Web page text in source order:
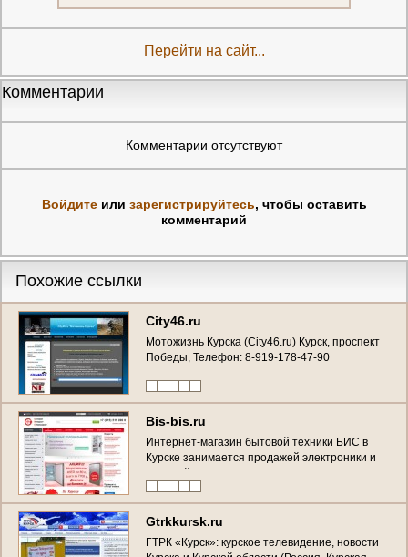
Перейти на сайт...
Комментарии
Комментарии отсутствуют
Войдитеили зарегистрируйтесь, чтобы оставить
комментарий
Похожие ссылки
City46.ru
Мотожизнь Курска (City46.ru) Курск, проспект
Победы, Телефон: 8-919-178-47-90
Bis-bis.ru
Интернет-магазин бытовой техники БИС в
Курске занимается продажей электроники и
бытовой техники уже более 15 лет. (Россия,
Gtrkkursk.ru
ГТРК «Курск»: курское телевидение, новости